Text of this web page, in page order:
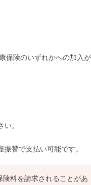
保険のいずれかへの加入が
。
替で支払い可能です。
料を請求されることがあ